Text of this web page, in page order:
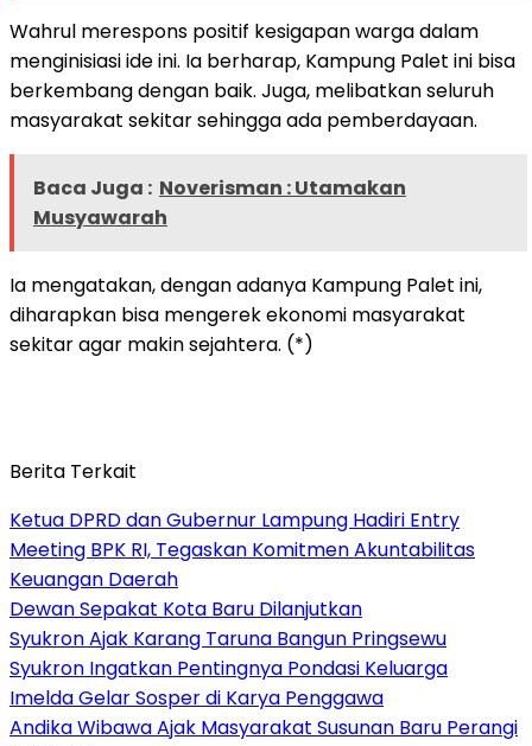
Wahrul merespons positif kesigapan warga dalam
menginisiasi ide ini. Ia berharap, Kampung Palet ini bisa
berkembang dengan baik. Juga, melibatkan seluruh
masyarakat sekitar sehingga ada pemberdayaan.
Baca Juga : Noverisman : Utamakan
Musyawarah
Ia mengatakan, dengan adanya Kampung Palet ini,
diharapkan bisa mengerek ekonomi masyarakat
sekitar agar makin sejahtera. (*)
Berita Terkait
Ketua DPRD dan Gubernur Lampung Hadiri Entry
Meeting BPK RI, Tegaskan Komitmen Akuntabilitas
Keuangan Daerah
Dewan Sepakat Kota Baru Dilanjutkan
Syukron Ajak Karang Taruna Bangun Pringsewu
Syukron Ingatkan Pentingnya Pondasi Keluarga
Imelda Gelar Sosper di Karya Penggawa
Andika Wibawa Ajak Masyarakat Susunan Baru Perangi